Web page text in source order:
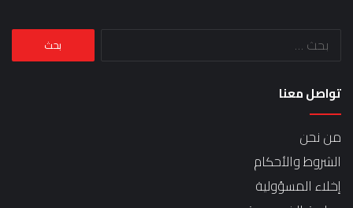
البحث
تواصل معنا
من نحن
الشروط والأحكام
إخلاء المسؤولية